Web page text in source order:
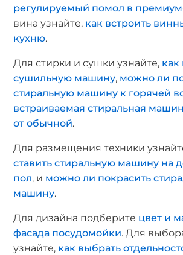
регулируемый помол в
вина узнайте, как встроить
кухню.
Для стирки и сушки узнайте, как
сушильную машину, можно ли
стиральную машину к горячей
встраиваемая стиральная
от обычной.
Для размещения техники
ставить стиральную машину на
пол, и можно ли покрасить
машину.
Для дизайна подберите цвет и
фасада посудомойки. Для
узнайте, как выбрать